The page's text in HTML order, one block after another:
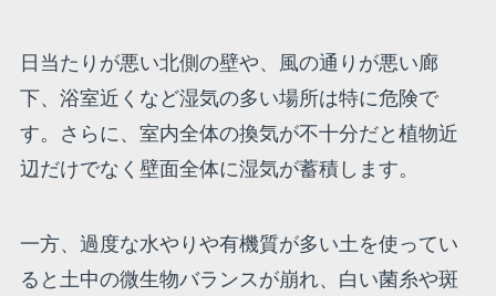
日当たりが悪い北側の壁や、風の通りが悪い廊
下、浴室近くなど湿気の多い場所は特に危険で
す。さらに、室内全体の換気が不十分だと植物近
辺だけでなく壁面全体に湿気が蓄積します。
一方、過度な水やりや有機質が多い土を使ってい
ると土中の微生物バランスが崩れ、白い菌糸や斑